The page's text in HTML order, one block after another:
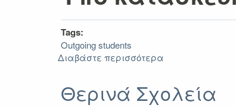
Tags:
Outgoing students
Διαβάστε περισσότερα
Προετοιμασίας
Θερινά Σχολεία